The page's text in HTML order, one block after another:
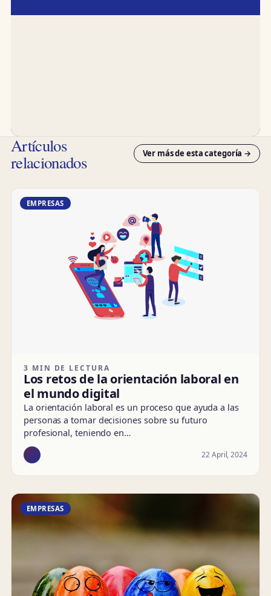
Artículos
relacionados Ver más de esta categoría →
EMPRESAS
3 MIN DE LECTURA
Los retos de la orientación laboral en
el mundo digital
La orientación laboral es un proceso que ayuda a las
personas a tomar decisiones sobre su futuro
profesional, teniendo en…
22 April, 2024
EMPRESAS